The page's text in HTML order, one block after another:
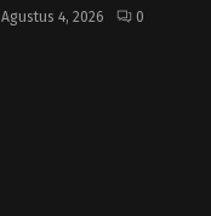
Agustus 4, 2026 0